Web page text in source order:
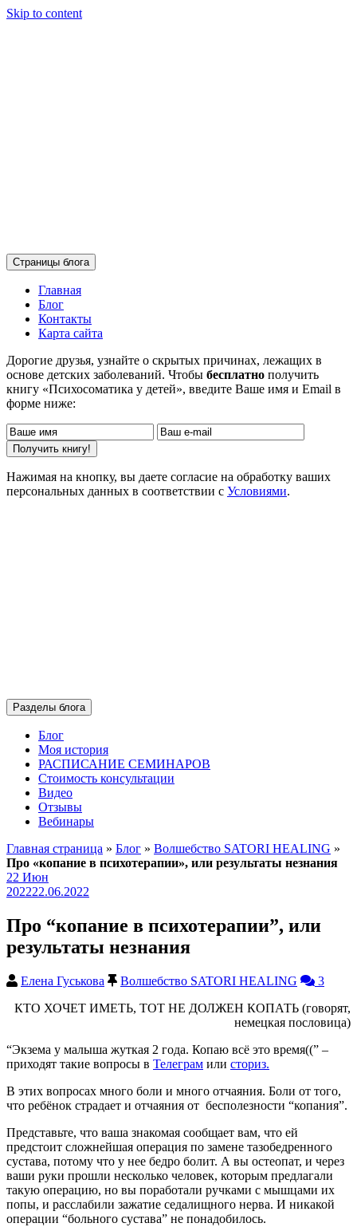
Skip to content
Страницы блога
Главная
Блог
Контакты
Карта сайта
Дорогие друзья, узнайте о скрытых причинах, лежащих в
основе детских заболеваний. Чтобы бесплатно получить
книгу «Психосоматика у детей», введите Ваше имя и Email в
форме ниже:
Нажимая на кнопку, вы даете согласие на обработку ваших
персональных данных в соответствии с Условиями.
Разделы блога
Блог
Моя история
РАСПИСАНИЕ СЕМИНАРОВ
Стоимость консультации
Видео
Отзывы
Вебинары
Главная страница » Блог » Волшебство SATORI HEALING »
Про «копание в психотерапии», или результаты незнания
22 Июн
202222.06.2022
Про “копание в психотерапии”, или
результаты незнания
Елена Гуськова Волшебство SATORI HEALING
3
КТО ХОЧЕТ ИМЕТЬ, ТОТ НЕ ДОЛЖЕН КОПАТЬ (говорят,
немецкая пословица)
“Экзема у малыша жуткая 2 года. Копаю всё это время((” –
приходят такие вопросы в Телеграм или сториз.
В этих вопросах много боли и много отчаяния. Боли от того,
что ребёнок страдает и отчаяния от бесполезности “копания”.
Представьте, что ваша знакомая сообщает вам, что ей
предстоит сложнейшая операция по замене тазобедренного
сустава, потому что у нее бедро болит. А вы остеопат, и через
ваши руки прошли несколько человек, которым предлагали
такую операцию, но вы поработали ручками с мышцами их
попы, и расслабили зажатие седалищного нерва. И никакой
операции “больного сустава” не понадобилось.